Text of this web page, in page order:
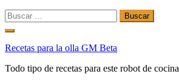
Buscar:
Ir
contenido
Recetas para la olla GM Beta
Todo tipo de recetas para este robot de cocina